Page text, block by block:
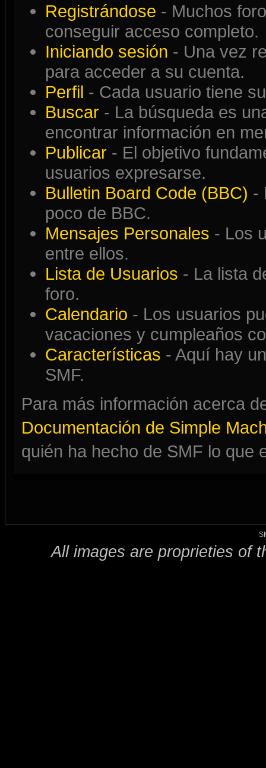
Registrándose - Muchos
conseguir acceso completo.
Iniciando sesión - Una vez
para acceder a su cuenta.
Perfil - Cada usuario tiene
Buscar - La búsqueda es
encontrar información en
Publicar - El objetivo
usuarios expresarse.
Bulletin Board Code (BBC) -
poco de BBC.
Mensajes Personales - Los
entre ellos.
Lista de Usuarios - La lista
foro.
Calendario - Los usuarios
vacaciones y cumpleaños
Características - Aquí hay
SMF.
Para más información acerca
Documentación de Simple
quién ha hecho de SMF lo que
All images are proprieties of